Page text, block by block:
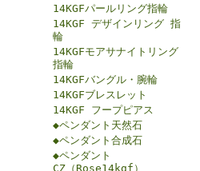
14KGFパールリング指輪
14KGF デザインリング 指
輪
14KGFモアサナイトリング
指輪
14KGFバングル・腕輪
14KGFブレスレット
14KGF フープピアス
◆ペンダント天然石
◆ペンダント合成石
◆ペンダント
CZ（Rose14kgf）